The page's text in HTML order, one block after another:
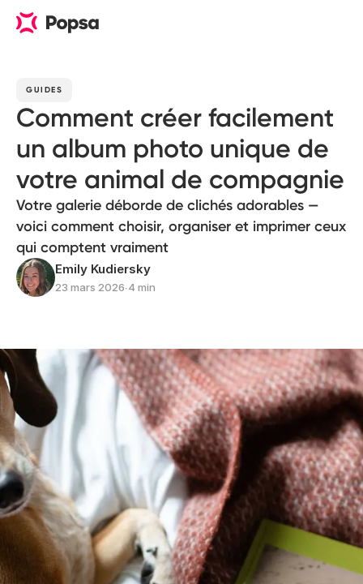
GUIDES
Comment créer facilement
un album photo unique de
votre animal de compagnie
Votre galerie déborde de clichés adorables —
voici comment choisir, organiser et imprimer ceux
qui comptent vraiment
Emily Kudiersky
23 mars 2026∙4 min